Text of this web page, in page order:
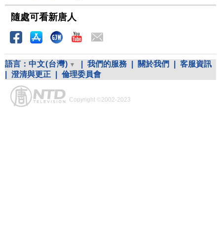
隨處可看新唐人
語言： 中文(台灣) 我們的服務 關於我們
客服資訊
澄清與更正 倫理委員會
Copyright ©2002-2023